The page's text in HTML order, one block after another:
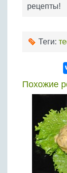
рецепты!
Теги:
Похожие